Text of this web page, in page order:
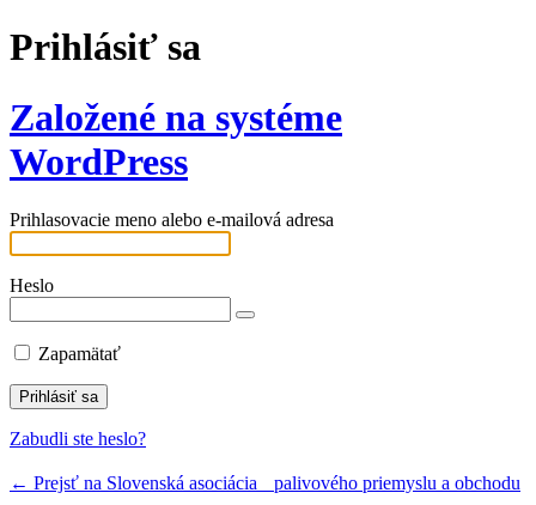
Prihlásiť sa
Založené na systéme
WordPress
Prihlasovacie meno alebo e-mailová adresa
Heslo
Zapamätať
Zabudli ste heslo?
← Prejsť na Slovenská asociácia palivového priemyslu a obchodu